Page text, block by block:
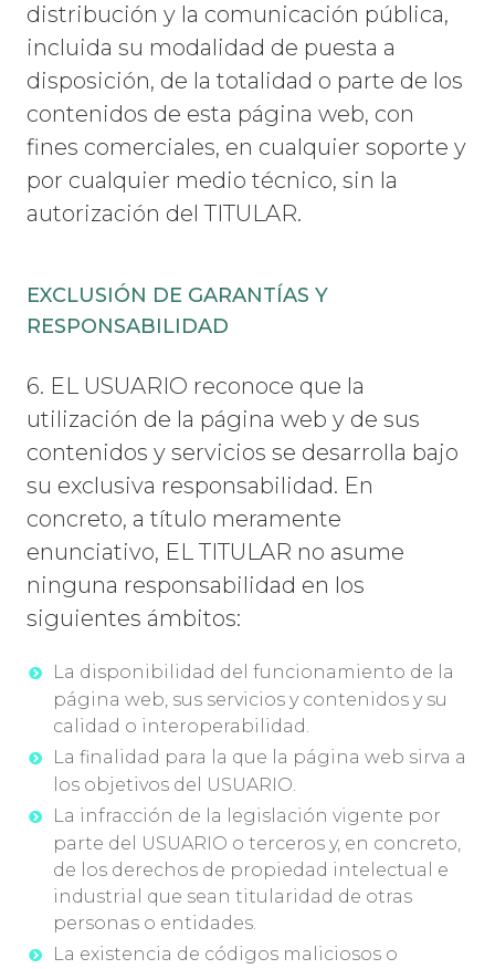
distribución y la comunicación pública,
incluida su modalidad de puesta a
disposición, de la totalidad o parte de los
contenidos de esta página web, con
fines comerciales, en cualquier soporte y
por cualquier medio técnico, sin la
autorización del TITULAR.
EXCLUSIÓN DE GARANTÍAS Y
RESPONSABILIDAD
6. EL USUARIO reconoce que la
utilización de la página web y de sus
contenidos y servicios se desarrolla bajo
su exclusiva responsabilidad. En
concreto, a título meramente
enunciativo, EL TITULAR no asume
ninguna responsabilidad en los
siguientes ámbitos:
La disponibilidad del funcionamiento de la
página web, sus servicios y contenidos y su
calidad o interoperabilidad.
La finalidad para la que la página web sirva a
los objetivos del USUARIO.
La infracción de la legislación vigente por
parte del USUARIO o terceros y, en concreto,
de los derechos de propiedad intelectual e
industrial que sean titularidad de otras
personas o entidades.
La existencia de códigos maliciosos o